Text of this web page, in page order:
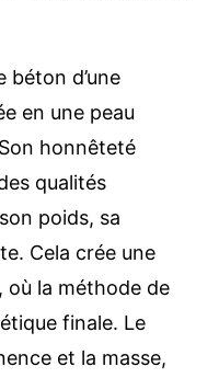
béton d’une
en une peau
honnêteté
qualités
poids, sa
Cela crée une
où la méthode de
finale. Le
et la masse,